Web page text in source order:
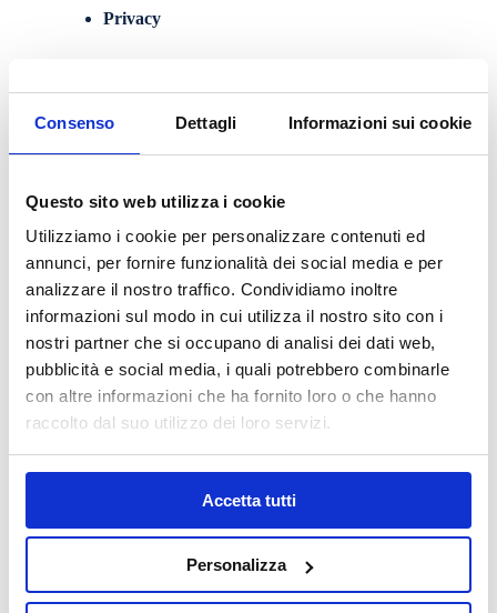
Consenso Dettagli Informazioni sui cookie
Questo sito web utilizza i cookie
Utilizziamo i cookie per personalizzare contenuti ed
annunci, per fornire funzionalità dei social media e per
analizzare il nostro traffico. Condividiamo inoltre
informazioni sul modo in cui utilizza il nostro sito con i
nostri partner che si occupano di analisi dei dati web,
pubblicità e social media, i quali potrebbero combinarle
con altre informazioni che ha fornito loro o che hanno
raccolto dal suo utilizzo dei loro servizi.
Accetta tutti
Personalizza
Privacy
Prenota una
Consulenza
Richiedi informazioni per la tua strategia di cura
Un percorso di cura richiede alcuni “passi
con una qualità di vita ottimale.
Visite TELEMEDICINA:Email per informazioni e